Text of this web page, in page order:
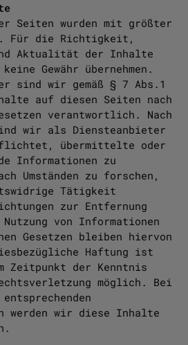
Seiten wurden mit größter
die Richtigkeit,
Aktualität der Inhalte
Gewähr übernehmen.
sind wir gemäß § 7 Abs.1
auf diesen Seiten nach
verantwortlich. Nach
wir als Diensteanbieter
übermittelte oder
Informationen zu
Umständen zu forschen,
Tätigkeit
zur Entfernung
von Informationen
Gesetzen bleiben hiervon
Haftung ist
Zeitpunkt der Kenntnis
möglich. Bei
werden wir diese Inhalte